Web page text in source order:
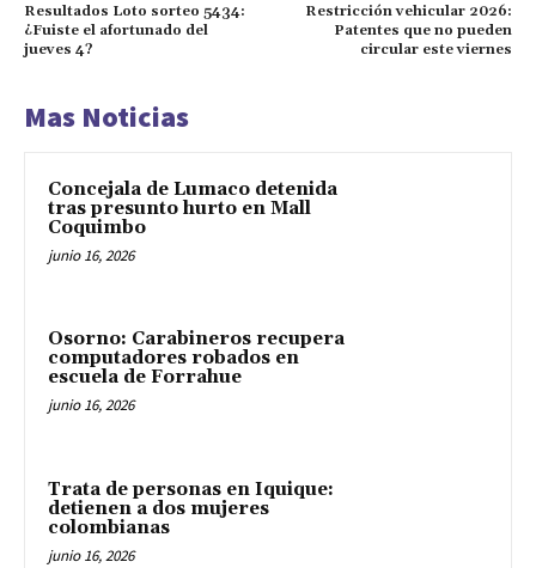
Resultados Loto sorteo 5434:
¿Fuiste el afortunado del
jueves 4?
Restricción vehicular 2026:
Patentes que no pueden
circular este viernes
Mas Noticias
Concejala de Lumaco detenida
tras presunto hurto en Mall
Coquimbo
junio 16, 2026
Osorno: Carabineros recupera
computadores robados en
escuela de Forrahue
junio 16, 2026
Trata de personas en Iquique:
detienen a dos mujeres
colombianas
junio 16, 2026